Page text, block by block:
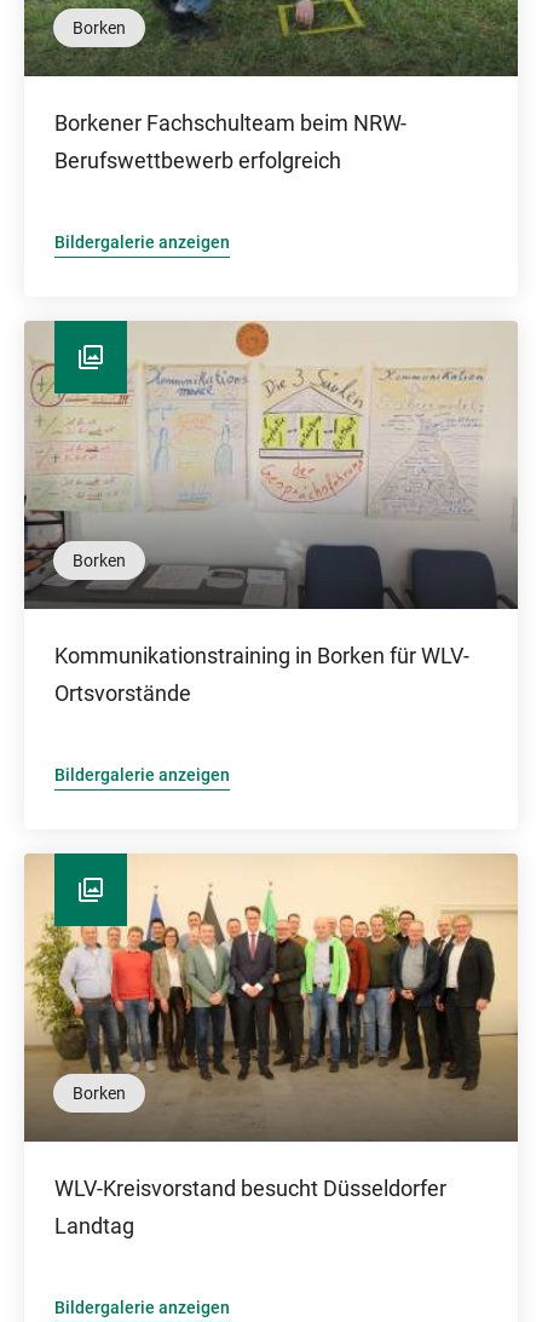
Borken
Borkener Fachschulteam beim NRW-
Berufswettbewerb erfolgreich
Bildergalerie anzeigen
Borken
Kommunikationstraining in Borken für WLV-
Ortsvorstände
Bildergalerie anzeigen
Borken
WLV-Kreisvorstand besucht Düsseldorfer
Landtag
Bildergalerie anzeigen